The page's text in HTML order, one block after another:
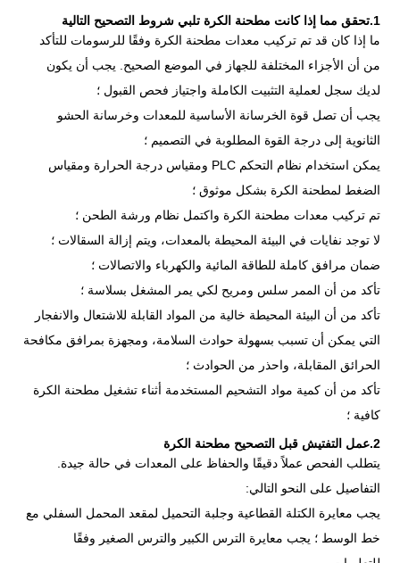
1.تحقق مما إذا كانت مطحنة الكرة تلبي شروط التصحيح التالية
ما إذا كان قد تم تركيب معدات مطحنة الكرة وفقًا للرسومات للتأكد
من أن الأجزاء المختلفة للجهاز في الموضع الصحيح. يجب أن يكون
لديك سجل لعملية التثبيت الكاملة واجتياز فحص القبول ؛
يجب أن تصل قوة الخرسانة الأساسية للمعدات وخرسانة الحشو
الثانوية إلى درجة القوة المطلوبة في التصميم ؛
يمكن استخدام نظام التحكم PLC ومقياس درجة الحرارة ومقياس
الضغط لمطحنة الكرة بشكل موثوق ؛
تم تركيب معدات مطحنة الكرة واكتمل نظام ورشة الطحن ؛
لا توجد نفايات في البيئة المحيطة بالمعدات، ويتم إزالة السقالات ؛
ضمان مرافق كاملة للطاقة المائية والكهرباء والاتصالات ؛
تأكد من أن الممر سلس ومريح لكي يمر المشغل بسلاسة ؛
تأكد من أن البيئة المحيطة خالية من المواد القابلة للاشتعال والانفجار
التي يمكن أن تسبب بسهولة حوادث السلامة، ومجهزة بمرافق مكافحة
الحرائق المقابلة، واحذر من الحوادث ؛
تأكد من أن كمية مواد التشحيم المستخدمة أثناء تشغيل مطحنة الكرة
كافية ؛
2.عمل التفتيش قبل التصحيح مطحنة الكرة
يتطلب الفحص عملاً دقيقًا والحفاظ على المعدات في حالة جيدة.
التفاصيل على النحو التالي:
يجب معايرة الكتلة القطاعية وجلبة التحميل لمقعد المحمل السفلي مع
خط الوسط ؛ يجب معايرة الترس الكبير والترس الصغير وفقًا